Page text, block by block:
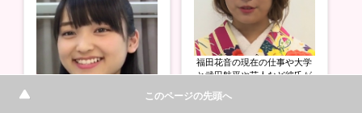
野村みな美の桐朋女子など高
福田花音の現在の仕事や大学
と武田航平や芸人など彼氏が
このページの先頭へ